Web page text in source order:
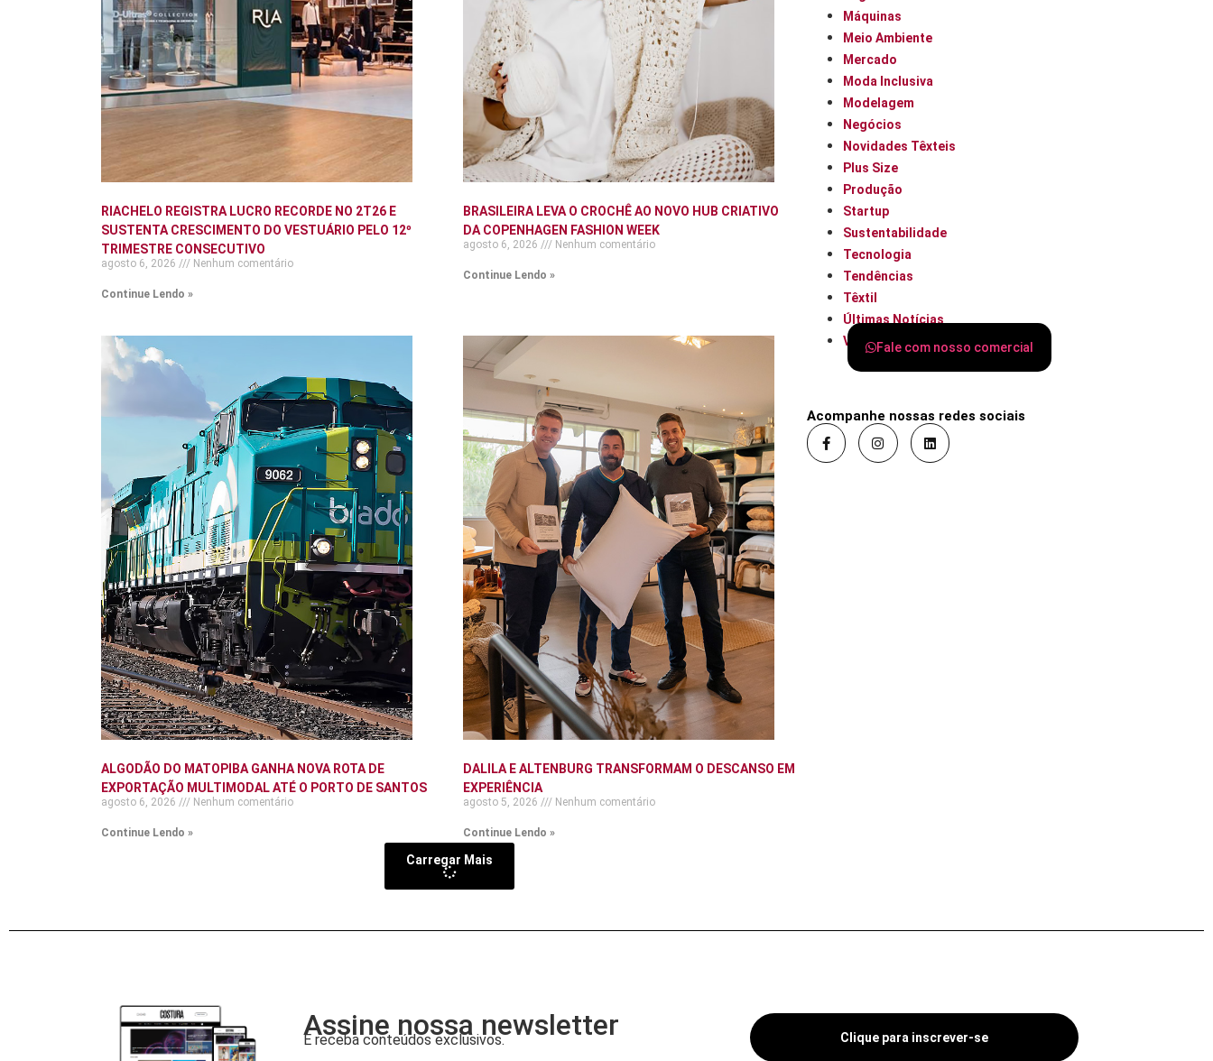
RIACHELO REGISTRA LUCRO RECORDE NO 2T26 E
SUSTENTA CRESCIMENTO DO VESTUÁRIO PELO 12º
TRIMESTRE CONSECUTIVO
agosto 6, 2026 Nenhum comentário
Continue Lendo »
BRASILEIRA LEVA O CROCHÊ AO NOVO HUB CRIATIVO
DA COPENHAGEN FASHION WEEK
agosto 6, 2026 Nenhum comentário
Continue Lendo »
ALGODÃO DO MATOPIBA GANHA NOVA ROTA DE
EXPORTAÇÃO MULTIMODAL ATÉ O PORTO DE SANTOS
agosto 6, 2026 Nenhum comentário
Continue Lendo »
DALILA E ALTENBURG TRANSFORMAM O DESCANSO EM
EXPERIÊNCIA
agosto 5, 2026 Nenhum comentário
Continue Lendo »
Carregar Mais
Máquinas
Meio Ambiente
Mercado
Moda Inclusiva
Modelagem
Negócios
Novidades Têxteis
Plus Size
Produção
Startup
Sustentabilidade
Tecnologia
Tendências
Têxtil
Últimas Notícias
VarejoFale com nosso comercial
Acompanhe nossas redes sociais
Assine nossa newsletter
E receba conteúdos exclusivos. Clique para inscrever-se